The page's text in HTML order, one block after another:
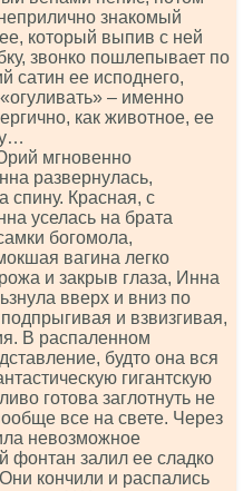
знакомый
который выпив с ней
звонко пошлепывает по
сатин ее исподнего,
– именно
как животное, ее
мгновенно
развернулась,
спину. Красная, с
уселась на брата
богомола,
вагина легко
и закрыв глаза, Инна
вверх и вниз по
и взвизгивая,
В распаленном
будто она вся
гигантскую
готова заглотнуть не
все на свете. Через
невозможное
фонтан залил ее сладко
кончили и распались